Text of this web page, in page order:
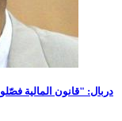
دربال: "قانون المالية